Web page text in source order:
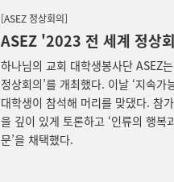
[ASEZ 정상회의]
ASEZ '2023 전 세계 정상
하나님의 교회 대학생봉사단 ASEZ
정상회의’를 개최했다. 이날 ‘지속
대학생이 참석해 머리를 맞댔다. 참
을 깊이 있게 토론하고 ‘인류의 행
문’을 채택했다.